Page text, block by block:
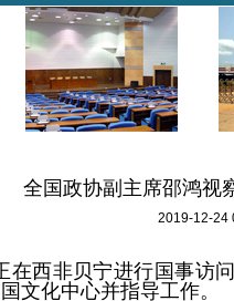
全国政协副主席邵鸿视
2019-12-24
在西非贝宁进行国事访
文化中心并指导工作。